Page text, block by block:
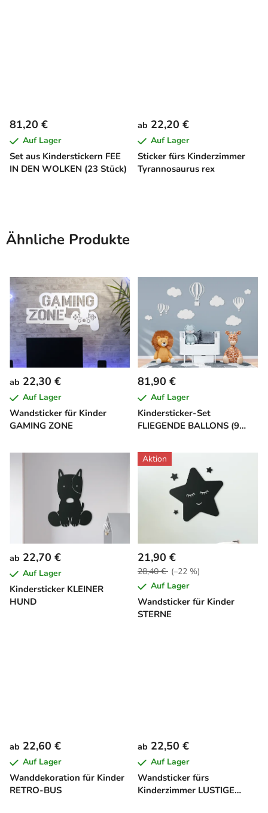
Set aus Kinderstickern FEE
IN DEN WOLKEN (23 Stück)
81,20 €
Auf Lager
Sticker fürs Kinderzimmer
Tyrannosaurus rex
ab 22,20 €
Auf Lager
Ähnliche Produkte
Wandsticker für Kinder
GAMING ZONE
ab 22,30 €
Auf Lager
Kindersticker-Set
FLIEGENDE BALLONS (9
81,90 €
Auf Lager
Kindersticker KLEINER
HUND
ab 22,70 €
Auf Lager
Aktion
Wandsticker für Kinder
STERNE
21,90 €
28,40 € (–22 %)
Auf Lager
Wanddekoration für Kinder
RETRO-BUS
ab 22,60 €
Auf Lager
Wandsticker fürs
Kinderzimmer LUSTIGE
ab 22,50 €
Auf Lager